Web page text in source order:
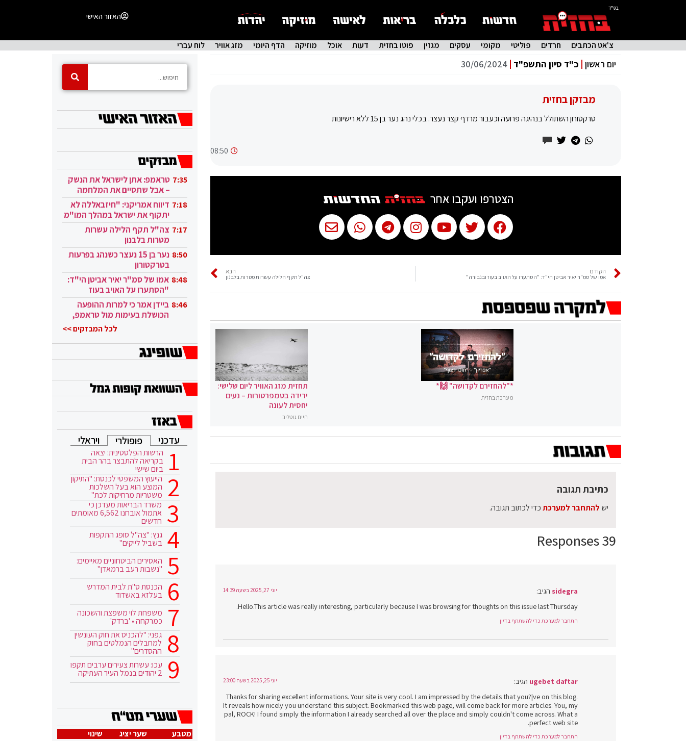
בס"ד
האזור האישי
צ'אט הכתבים חרדים פוליטי מקומי עסקים מגזין פוטו בחזית דעות אוכל מוזיקה הדף היומי מזג אוויר לוח עברי
יום ראשון כ"ד סיון התשפ"ד 30/06/2024
מבזקן בחזית
טרקטורון השתולל בנהיגה פרועה וכעבור מרדף קצר נעצר. בכלי נהג נער בן 15 ללא רישיונות
08:50
הצטרפו ועקבו אחר
הקודם
אמו של סמ"ר יאיר אביטן הי"ד: "הסתערו על האויב בעוז ובגבורה"
הבא
צה"ל תקף הלילה עשרות מטרות בלבנון
*"להחזירם לקדושה" 🙌*
מערכת בחזית
תחזית מזג האוויר ליום שלישי:
ירידה בטמפרטורות – נעים
יחסית לעונה
חיים גוטליב
39 Responses
sidegra הגיב: יוני 27, 2025 בשעה 14:39
Hello.This article was really interesting, particularly because I was browsing for thoughts on this issue last Thursday.
התחבר למערכת כדי להשתתף בדיון
ugebet daftar הגיב: יוני 25, 2025 בשעה 23:00
Thanks for sharing excellent informations. Your site is very cool. I am impressed by the details that you?¦ve on this blog.
It reveals how nicely you understand this subject. Bookmarked this web page, will come back for more articles. You, my
pal, ROCK! I found simply the information I already searched all over the place and simply couldn't come across. What a
perfect web site.
התחבר למערכת כדי להשתתף בדיון
כתיבת תגובה
יש להתחבר למערכתכדי לכתוב תגובה.
7:35 טראמפ: אתן לישראל את הנשק
– אבל שתסיים את המלחמה
בעזה 7:18 דיווח אמריקני: "חיזבאללה לא
יתקוף את ישראל במהלך המו"מ
בקטאר" 7:17 צה"ל תקף הלילה עשרות
מטרות בלבנון
8:50
נער בן 15 נעצר כשנהג בפרעות
בטרקטורון
8:48 אמו של סמ"ר יאיר אביטן הי"ד:
"הסתערו על האויב בעוז
ובגבורה" 8:46 ביידן אמר כי למרות ההופעה
הכושלת בעימות מול טראמפ,
לכל המבזקים >>
עדכני פופולרי ויראלי
הרשות הפלסטינית: יצאה
בקריאה להתבצר בהר הבית
ביום שישי
הייעוץ המשפטי לכנסת: "התיקון
המוצע הוא בעל השלכות
משטריות מרחיקות לכת"
משרד הבריאות מעדכן כי
אתמול אובחנו 6,562 מאומתים
חדשים
גנץ: "צה"ל סופג התקפות
בשביל לייקים"
האסירים הביטחוניים מאיימים:
"נשבות רעב ברמאדן"
הכנסת ס"ת לבית המדרש
בעלזא באשדוד
משפחת לוי משפצת והשכונה
כמרקחה • 'ברדק'
גפני: "להכניס את חוק העונשין
למחבלים הנמלטים בחוק
ההסדרים"
עכו: עשרות צעירים ערבים תקפו
2 יהודים בנמל העיר העתיקה
מטבע שער יציג
שינוי